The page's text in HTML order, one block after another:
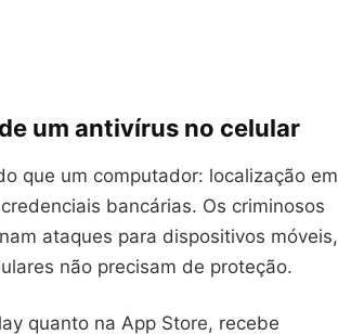
um antivírus no celular
que um computador: localização em
bancárias. Os criminosos
ataques para dispositivos móveis,
não precisam de proteção.
quanto na App Store, recebe